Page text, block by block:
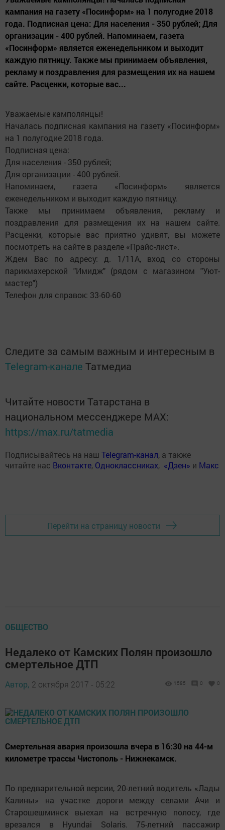
кампания на газету «Посинформ» на 1 полугодие 2018
года. Подписная цена: Для населения - 350 рублей; Для
организации - 400 рублей. Напоминаем, газета
«Посинформ» является еженедельником и выходит
каждую пятницу. Также мы принимаем объявления,
рекламу и поздравления для размещения их на нашем
сайте. Расценки, которые вас...
Уважаемые камполянцы!
Началась подписная кампания на газету «Посинформ»
на 1 полугодие 2018 года.
Подписная цена:
Для населения - 350 рублей;
Для организации - 400 рублей.
Напоминаем, газета «Посинформ» является
еженедельником и выходит каждую пятницу.
Также мы принимаем объявления, рекламу и
поздравления для размещения их на нашем сайте.
Расценки, которые вас приятно удивят, вы можете
посмотреть на сайте в разделе «Прайс-лист».
Ждем Вас по адресу: д. 1/11А, вход со стороны
парикмахерской "Имидж" (рядом с магазином "Уют-
мастер")
Телефон для справок: 33-60-60
Следите за самым важным и интересным в
Telegram-канале Татмедиа
Читайте новости Татарстана в
национальном мессенджере MАХ:
https://max.ru/tatmedia
Подписывайтесь на наш Telegram-канал, а также
читайте нас Вконтакте, Одноклассниках, «Дзен» и Макс
Перейти на страницу новости
ОБЩЕСТВО
Недалеко от Камских Полян произошло
смертельное ДТП
Автор, 2 октября 2017 - 05:22 1585 0 0
Смертельная авария произошла вчера в 16:30 на 44-м
километре трассы Чистополь - Нижнекамск.
По предварительной версии, 20-летний водитель «Лады
Калины» на участке дороги между селами Ачи и
Старошешминск выехал на встречную полосу, где
врезался в Hyundai Solaris. 75-летний пассажир